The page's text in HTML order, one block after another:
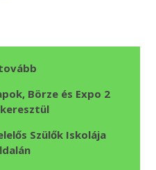
Börze és Expo 2
Szülők Iskolája